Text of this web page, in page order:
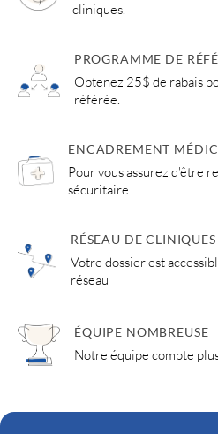
cliniques.
PROGRAMME DE
Obtenez 25$ de rabais
référée.
ENCADREMENT
Pour vous assurez d'être
sécuritaire
RÉSEAU DE CLINIQUES
Votre dossier est
réseau
ÉQUIPE NOMBREUSE
Notre équipe compte